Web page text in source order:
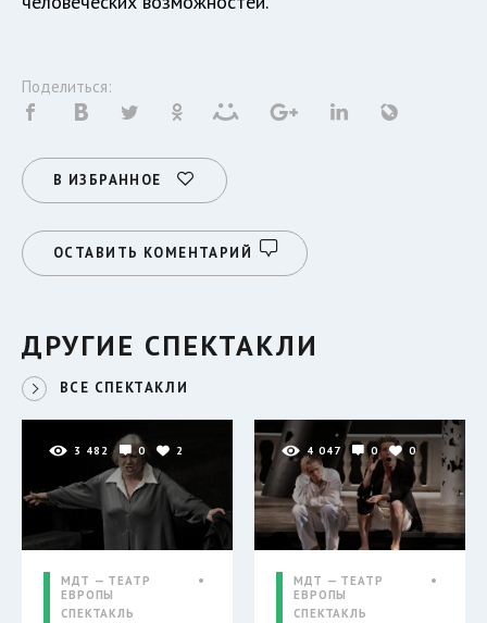
Поделиться:
В ИЗБРАННОЕ
ОСТАВИТЬ КОМЕНТАРИЙ
ДРУГИЕ СПЕКТАКЛИ
ВСЕ СПЕКТАКЛИ
3 482 0 2
МДТ — ТЕАТР
ЕВРОПЫ
СПЕКТАКЛЬ
4 047 0 0
МДТ — ТЕАТР
ЕВРОПЫ
СПЕКТАКЛЬ